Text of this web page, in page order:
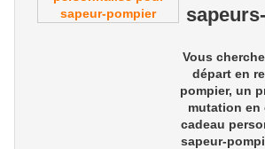
Vous
départ en
pompier, un
mutation en
cadeau
sapeur-